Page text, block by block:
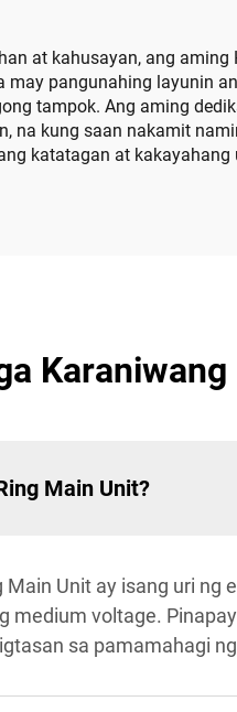
at kahusayan, ang
may pangunahing layunin
tampok. Ang aming
na kung saan nakamit
katatagan at
Main Unit?
Main Unit ay isang uri
medium voltage.
sa pamamahagi